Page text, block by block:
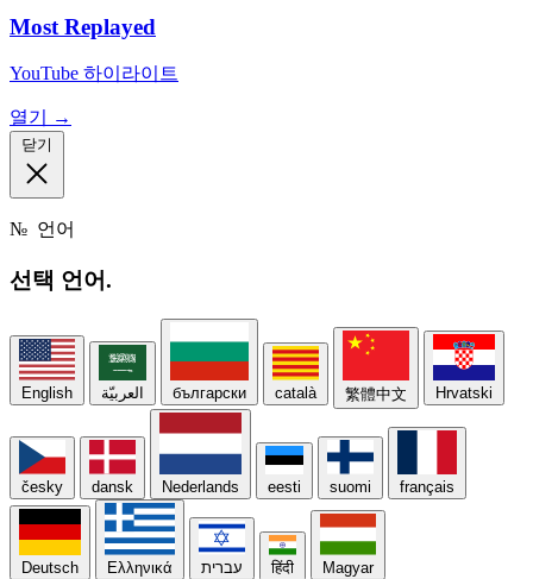
Most Replayed
YouTube 하이라이트
열기 →
닫기
№ 언어
선택 언어.
English العربيّة български català 繁體中文 Hrvatski
česky dansk Nederlands eesti suomi français
Deutsch Ελληνικά עברית हिंदी Magyar